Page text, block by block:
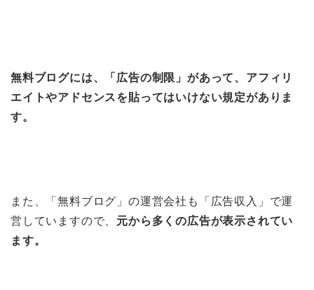
無料ブログには、「広告の制限」があって、アフィリ
エイトやアドセンスを貼ってはいけない規定がありま
す。
また、「無料ブログ」の運営会社も「広告収入」で運
営していますので、 元から多くの広告が表示されてい
ます。